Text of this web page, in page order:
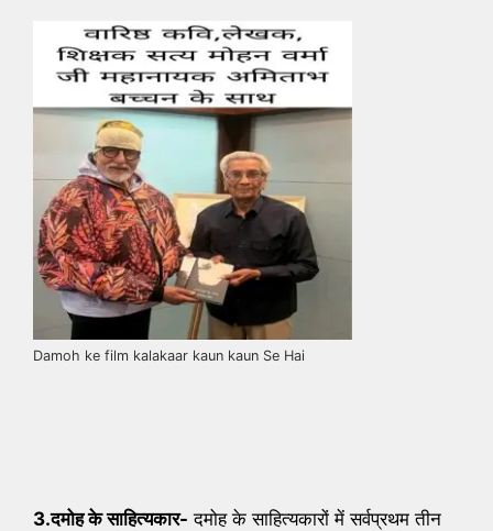
Damoh ke film kalakaar kaun kaun Se Hai
3.दमोह के साहित्यकार- दमोह के साहित्यकारों में सर्वप्रथम तीन